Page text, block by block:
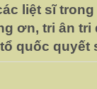
liệt sĩ trong
ơn, tri ân tri
quốc quyết